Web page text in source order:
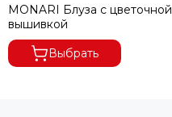
MONARI Блуза с цветочной
вышивкой
Выбрать